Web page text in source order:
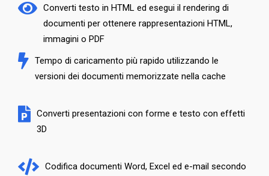
Converti testo in HTML ed esegui il rendering di
documenti per ottenere rappresentazioni HTML,
immagini o PDF
Tempo di caricamento più rapido utilizzando le
versioni dei documenti memorizzate nella cache
Converti presentazioni con forme e testo con effetti
3D
Codifica documenti Word, Excel ed e-mail secondo